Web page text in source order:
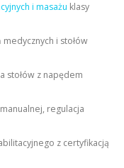
i masażu klasy
i stołów
stołów z napędem
regulacja
z certyfikacją